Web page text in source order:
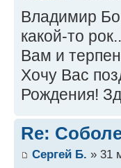
Владимир
какой-то
Вам и
Хочу Вас
Рождения!
Re:
Сергей Б. » 31